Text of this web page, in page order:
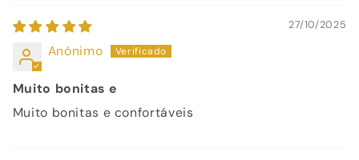
27/10/2025
Anónimo
Muito bonitas e
Muito bonitas e confortáveis